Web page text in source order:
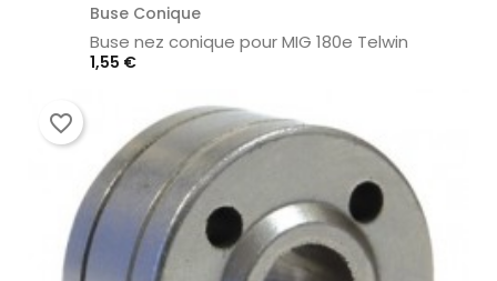
Buse Conique
Buse nez conique pour MIG 180e Telwin
Prix
1,55 €
favorite_border